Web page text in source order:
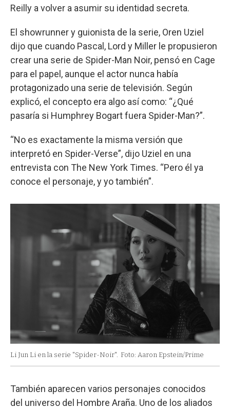
Reilly a volver a asumir su identidad secreta.
El showrunner y guionista de la serie, Oren Uziel
dijo que cuando Pascal, Lord y Miller le propusieron
crear una serie de Spider-Man Noir, pensó en Cage
para el papel, aunque el actor nunca había
protagonizado una serie de televisión. Según
explicó, el concepto era algo así como: “¿Qué
pasaría si Humphrey Bogart fuera Spider-Man?”.
“No es exactamente la misma versión que
interpretó en Spider-Verse”, dijo Uziel en una
entrevista con The New York Times. “Pero él ya
conoce el personaje, y yo también”.
Li Jun Li en la serie "Spider-Noir". Foto: Aaron Epstein/Prime
También aparecen varios personajes conocidos
del universo del Hombre Araña. Uno de los aliados